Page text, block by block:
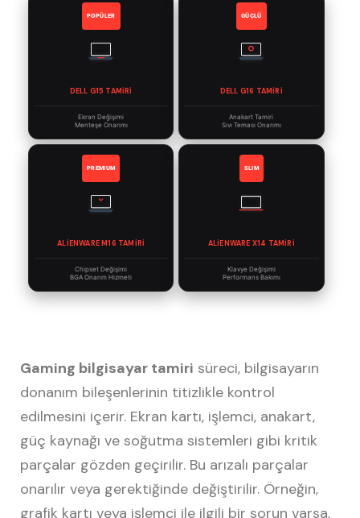
POPÜLER
DELL G15 TAMIRI
Ekran Değişimi
Menteşe Onarımı
GÜÇLÜ
DELL G16 TAMIRI
Anakart Tamiri
Sıvı Teması Onarımı
PREMIUM
ALIENWARE M16 TAMIRI
Chipset Değişimi
BGA Onarım Hizmeti
SLIM
ALIENWARE X14 TAMIRI
Klavye Değişimi
Performans Bakımı
Gaming bilgisayar tamiri süreci, bilgisayarın
donanım bileşenlerinin titizlikle kontrol
edilmesini içerir. Ekran kartı, işlemci, anakart,
güç kaynağı ve soğutma sistemleri gibi kritik
parçalar gözden geçirilir. Bu arızalı parçalar
onarılır veya gerektiğinde değiştirilir. Örneğin,
grafik kartı veya işlemci ile ilgili bir sorun varsa,